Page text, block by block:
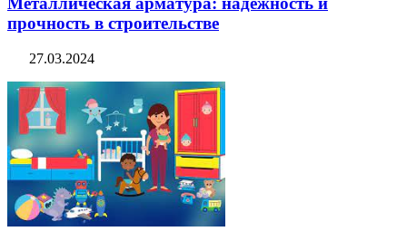
прочность в строительстве
27.03.2024